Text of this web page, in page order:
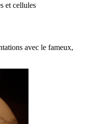
et cellules
avec le fameux,